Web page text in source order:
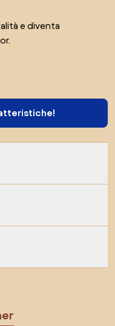
e diventa